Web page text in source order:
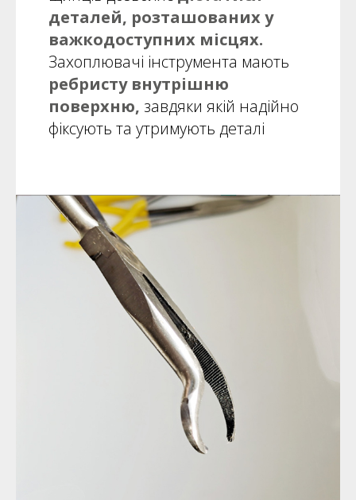
деталей, розташованих у
важкодоступних місцях.
Захоплювачі інструмента мають
ребристу внутрішню
поверхню, завдяки якій надійно
фіксують та утримують деталі